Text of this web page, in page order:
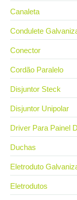
Canaleta
Condulete
Conector
Cordão Paralelo
Disjuntor Steck
Disjuntor Unipolar
Driver Para Painel
Duchas
Eletroduto
Eletrodutos